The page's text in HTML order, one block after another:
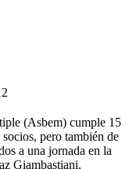
(Asbem) cumple 15
pero también de
a una jornada en la
Giambastiani,